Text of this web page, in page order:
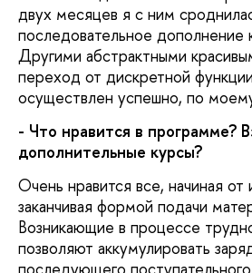
двух месяцев я с ним
последовательное дополнение
Другими абстрактными
переход от дискретной
осуществлен успешно, по
- Что нравится в программе?
дополнительные курсы?
Очень нравится все, начиная
заканчивая формой подачи
Возникающие в процессе
позволяют аккумулировать